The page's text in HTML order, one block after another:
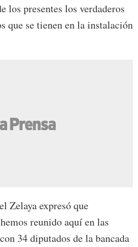
los presentes los verdaderos
que se tienen en la instalación
Zelaya expresó que
reunido aquí en las
34 diputados de la bancada